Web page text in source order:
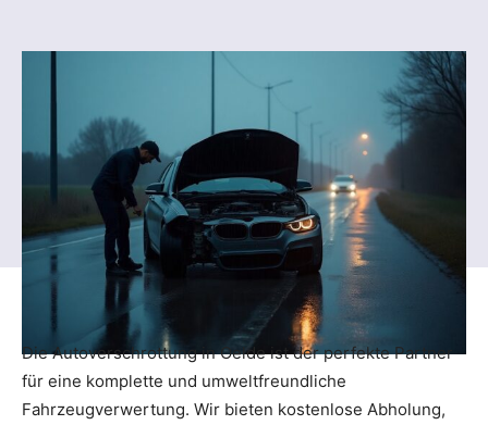
Die Autoverschrottung in Oelde ist der perfekte Partner
für eine komplette und umweltfreundliche
Fahrzeugverwertung. Wir bieten kostenlose Abholung,